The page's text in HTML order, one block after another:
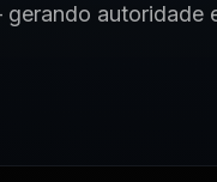
autoridade